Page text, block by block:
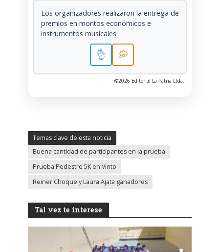
Los organizadores realizaron la entrega de
premios en montos económicos e
instrumentos musicales.
👌 💭
©2026 Editorial La Patria Ltda.
Temas clave de esta noticia
Buena cantidad de participantes en la prueba
Prueba Pedestre 5K en Vinto
Reiner Choque y Laura Ajata ganadores
Tal vez te interese